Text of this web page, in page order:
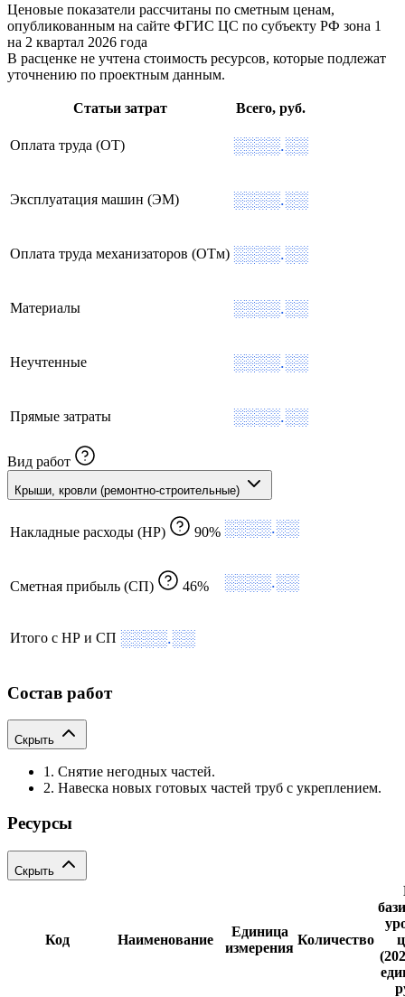
Ценовые показатели рассчитаны по сметным ценам,
опубликованным на сайте ФГИС ЦС по субъекту РФ зона 1
на 2 квартал 2026 года
В расценке не учтена стоимость ресурсов, которые подлежат
уточнению по проектным данным.
Статьи затрат Всего, руб.
Оплата труда (ОТ) ░░░░.░░
Эксплуатация машин (ЭМ) ░░░░.░░
Оплата труда механизаторов (ОТм) ░░░░.░░
Материалы ░░░░.░░
Неучтенные ░░░░.░░
Прямые затраты ░░░░.░░
Вид работ
Крыши, кровли (ремонтно-строительные)
Накладные расходы (НР) 90% ░░░░.░░
Сметная прибыль (СП) 46% ░░░░.░░
Итого с НР и СП ░░░░.░░
Состав работ
Скрыть
1. Снятие негодных частей.
2. Навеска новых готовых частей труб с укреплением.
Ресурсы
Скрыть
Код Наименование
Единица
измерения
Количество